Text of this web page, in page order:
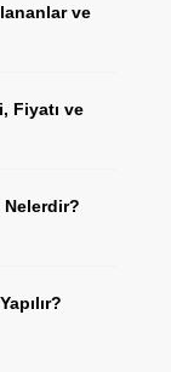
ve
Fiyatı ve
Nelerdir?